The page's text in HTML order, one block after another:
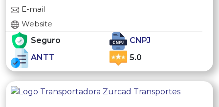
E-mail
Website
Seguro
CNPJ
ANTT
5.0